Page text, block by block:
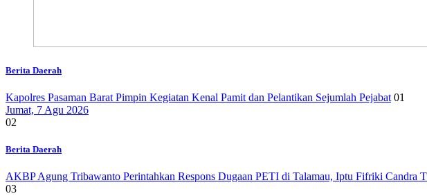
Berita Daerah
Kapolres Pasaman Barat Pimpin Kegiatan Kenal Pamit dan Pelantikan Sejumlah Pejabat 01
Jumat, 7 Agu 2026
02
Berita Daerah
AKBP Agung Tribawanto Perintahkan Respons Dugaan PETI di Talamau, Iptu Fifriki Candra
03